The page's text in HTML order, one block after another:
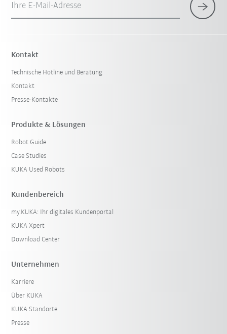
Ihre E-Mail-Adresse
Kontakt
Technische Hotline und Beratung
Kontakt
Presse-Kontakte
Produkte & Lösungen
Robot Guide
Case Studies
KUKA Used Robots
Kundenbereich
my.KUKA: Ihr digitales Kundenportal
KUKA Xpert
Download Center
Unternehmen
Karriere
Über KUKA
KUKA Standorte
Presse